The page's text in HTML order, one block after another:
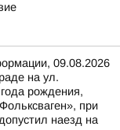
09.08.2026
на ул.
рождения,
при
наезд на